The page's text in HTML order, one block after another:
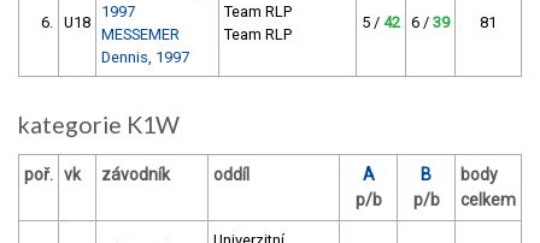
6. U18
1997
MESSEMER
Dennis, 1997
Team RLP
Team RLP
5 / 42 6 / 39 81
kategorie K1W
poř. vk závodník oddíl
A
p/b
B
p/b
body
celkem